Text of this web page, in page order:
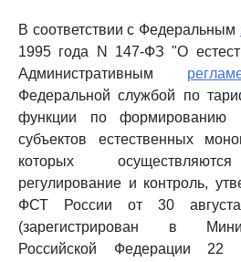
В соответствии с Федеральным
1995 года N 147-ФЗ "О
Административным
Федеральной службой по
функции по формированию
субъектов естественных
которых
регулирование и контроль,
ФСТ России от 30
(зарегистрирован в
Российской Федерации 22